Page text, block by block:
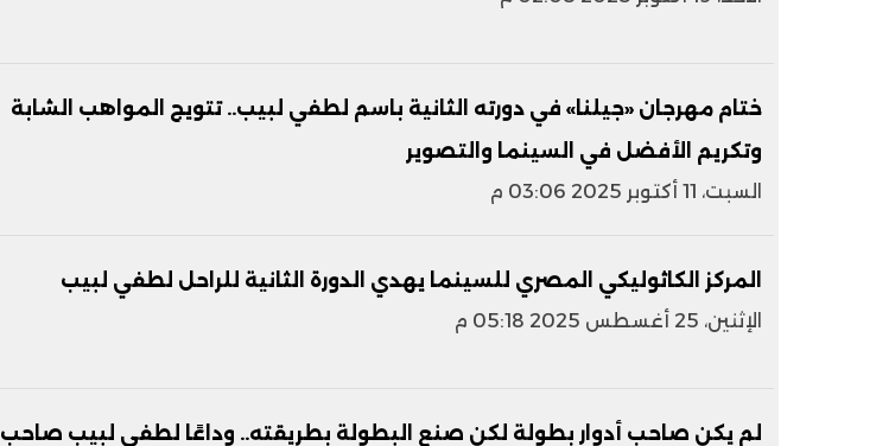
ختام مهرجان «جيلنا» في دورته الثانية باسم لطفي لبيب.. تتويج المواهب الشابة
وتكريم الأفضل في السينما والتصوير
السبت، 11 أكتوبر 2025 03:06 م
المركز الكاثوليكي المصري للسينما يهدي الدورة الثانية للراحل لطفي لبيب
الإثنين، 25 أغسطس 2025 05:18 م
لم يكن صاحب أدوار بطولة لكن صنع البطولة بطريقته.. وداعًا لطفي لبيب صاحب